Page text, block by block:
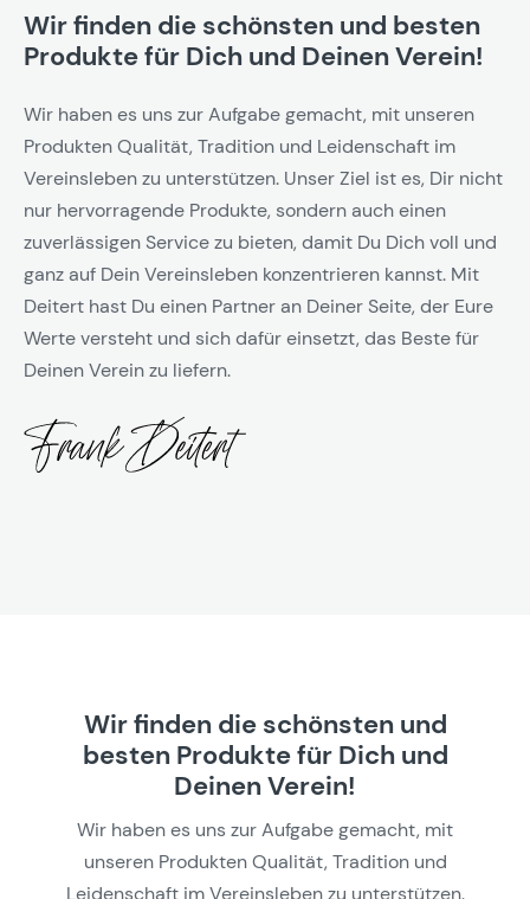
Wir finden die schönsten und besten
Produkte für Dich und Deinen Verein!
Wir haben es uns zur Aufgabe gemacht, mit unseren
Produkten Qualität, Tradition und Leidenschaft im
Vereinsleben zu unterstützen. Unser Ziel ist es, Dir nicht
nur hervorragende Produkte, sondern auch einen
zuverlässigen Service zu bieten, damit Du Dich voll und
ganz auf Dein Vereinsleben konzentrieren kannst. Mit
Deitert hast Du einen Partner an Deiner Seite, der Eure
Werte versteht und sich dafür einsetzt, das Beste für
Deinen Verein zu liefern.
Wir finden die schönsten und
besten Produkte für Dich und
Deinen Verein!
Wir haben es uns zur Aufgabe gemacht, mit
unseren Produkten Qualität, Tradition und
Leidenschaft im Vereinsleben zu unterstützen.